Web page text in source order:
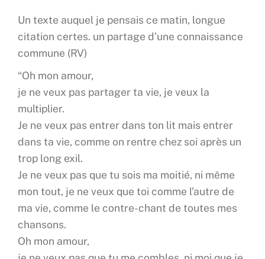
Un texte auquel je pensais ce matin, longue
citation certes. un partage d’une connaissance
commune (RV)
“Oh mon amour,
je ne veux pas partager ta vie, je veux la
multiplier.
Je ne veux pas entrer dans ton lit mais entrer
dans ta vie, comme on rentre chez soi après un
trop long exil.
Je ne veux pas que tu sois ma moitié, ni même
mon tout, je ne veux que toi comme l’autre de
ma vie, comme le contre-chant de toutes mes
chansons.
Oh mon amour,